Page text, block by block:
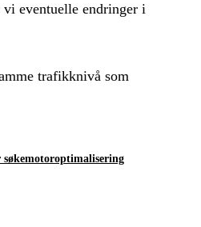
eventuelle endringer i
trafikknivå som